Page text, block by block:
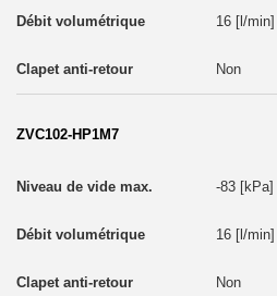
16 [l/min]
Non
ZVC102-HP1M7
-83 [kPa]
16 [l/min]
Non